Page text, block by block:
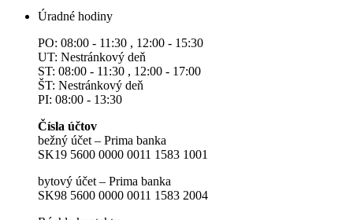
Úradné hodiny
PO: 08:00 - 11:30 , 12:00 - 15:30
UT: Nestránkový deň
ST: 08:00 - 11:30 , 12:00 - 17:00
ŠT: Nestránkový deň
PI: 08:00 - 13:30
Čísla účtov
bežný účet – Prima banka
SK19 5600 0000 0011 1583 1001
bytový účet – Prima banka
SK98 5600 0000 0011 1583 2004